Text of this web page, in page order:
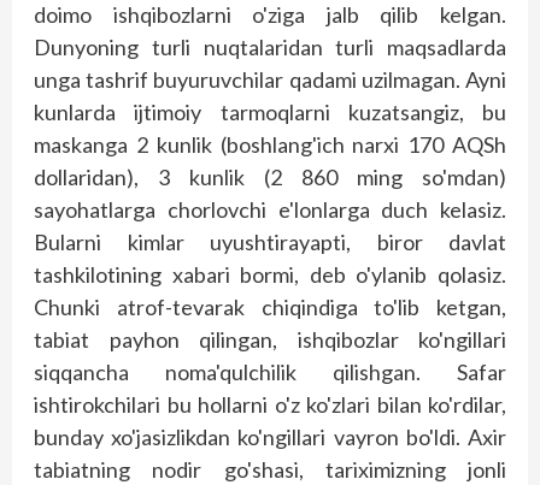
doimo ishqibozlarni o'ziga jalb qilib kelgan.
Dunyoning turli nuqtalaridan turli maqsadlarda
unga tashrif buyuruvchilar qadami uzilmagan. Ayni
kunlarda ijtimoiy tarmoqlarni kuzatsangiz, bu
maskanga 2 kunlik (boshlang'ich narxi 170 AQSh
dollaridan), 3 kunlik (2 860 ming so'mdan)
sayohatlarga chorlovchi e'lonlarga duch kelasiz.
Bularni kimlar uyushtirayapti, biror davlat
tashkilotining xabari bormi, deb o'ylanib qolasiz.
Chunki atrof-tevarak chiqindiga to'lib ketgan,
tabiat payhon qilingan, ishqibozlar ko'ngillari
siqqancha noma'qulchilik qilishgan. Safar
ishtirokchilari bu hollarni o'z ko'zlari bilan ko'rdilar,
bunday xo'jasizlikdan ko'ngillari vayron bo'ldi. Axir
tabiatning nodir go'shasi, tariximizning jonli